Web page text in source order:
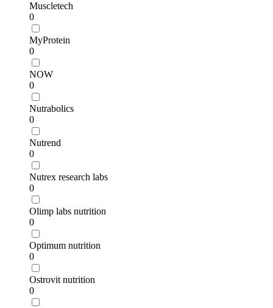
Muscletech
0
MyProtein
0
NOW
0
Nutrabolics
0
Nutrend
0
Nutrex research labs
0
Olimp labs nutrition
0
Optimum nutrition
0
Ostrovit nutrition
0